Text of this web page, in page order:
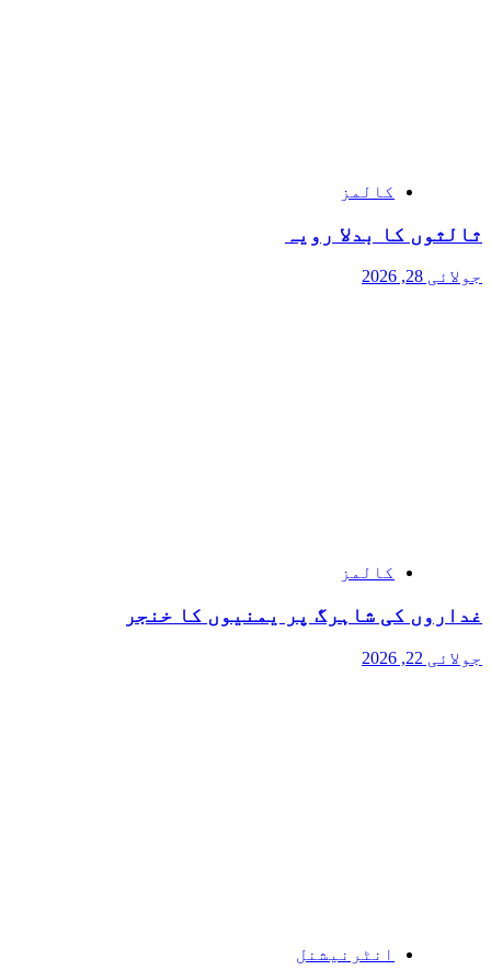
کالمز
ثالثوں کا بدلا رویہ
جولائی 28, 2026
کالمز
غداروں کی شاہرگ پر یمنیوں کا خنجر
جولائی 22, 2026
انٹرنیشنل